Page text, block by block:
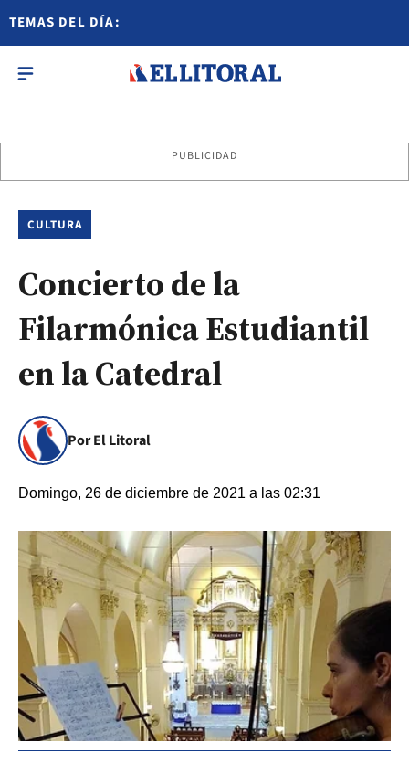
TEMAS DEL DÍA:
PUBLICIDAD
CULTURA
Concierto de la
Filarmónica Estudiantil
en la Catedral
Por El Litoral
Domingo, 26 de diciembre de 2021 a las 02:31